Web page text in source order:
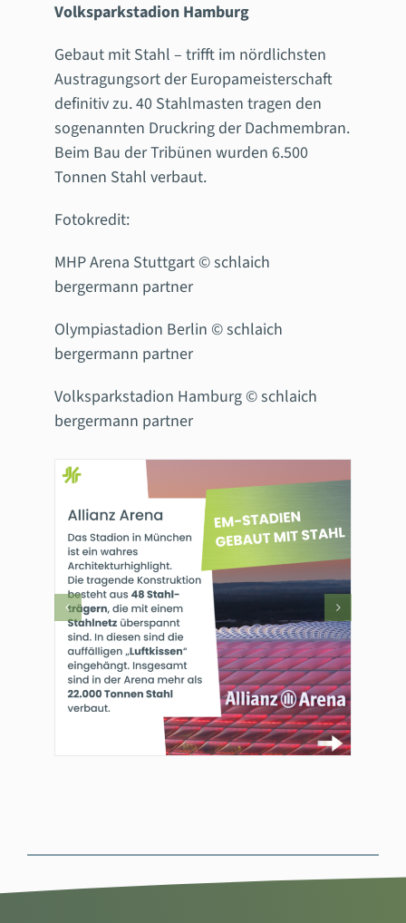
Volksparkstadion Hamburg
Gebaut mit Stahl – trifft im nördlichsten
Austragungsort der Europameisterschaft
definitiv zu. 40 Stahlmasten tragen den
sogenannten Druckring der Dachmembran.
Beim Bau der Tribünen wurden 6.500
Tonnen Stahl verbaut.
Fotokredit:
MHP Arena Stuttgart ©️ schlaich
bergermann partner
Olympiastadion Berlin ©️ schlaich
bergermann partner
Volksparkstadion Hamburg ©️ schlaich
bergermann partner